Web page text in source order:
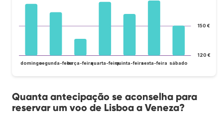
120 €
150 €
domingosegunda-feiraterça-feiraquarta-feiraquinta-feirasexta-feira sábado
Quanta antecipação se aconselha para
reservar um voo de Lisboa a Veneza?